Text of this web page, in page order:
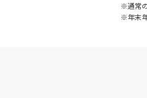
※通常
※年末年